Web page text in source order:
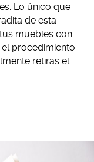
Lo único que
de esta
muebles con
procedimiento
retiras el